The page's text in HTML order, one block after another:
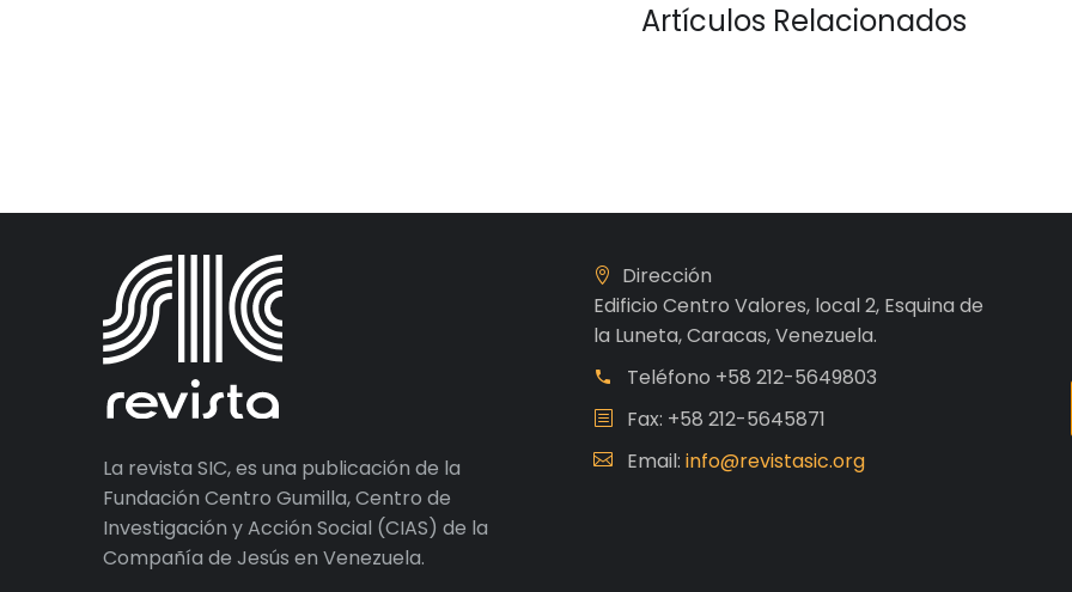
Artículos Relacionados
La revista SIC, es una publicación de la
Fundación Centro Gumilla, Centro de
Investigación y Acción Social (CIAS) de la
Compañía de Jesús en Venezuela.
Dirección
Edificio Centro Valores, local 2, Esquina de
la Luneta, Caracas, Venezuela.
Teléfono +58 212-5649803
Fax: +58 212-5645871
Email: info@revistasic.org